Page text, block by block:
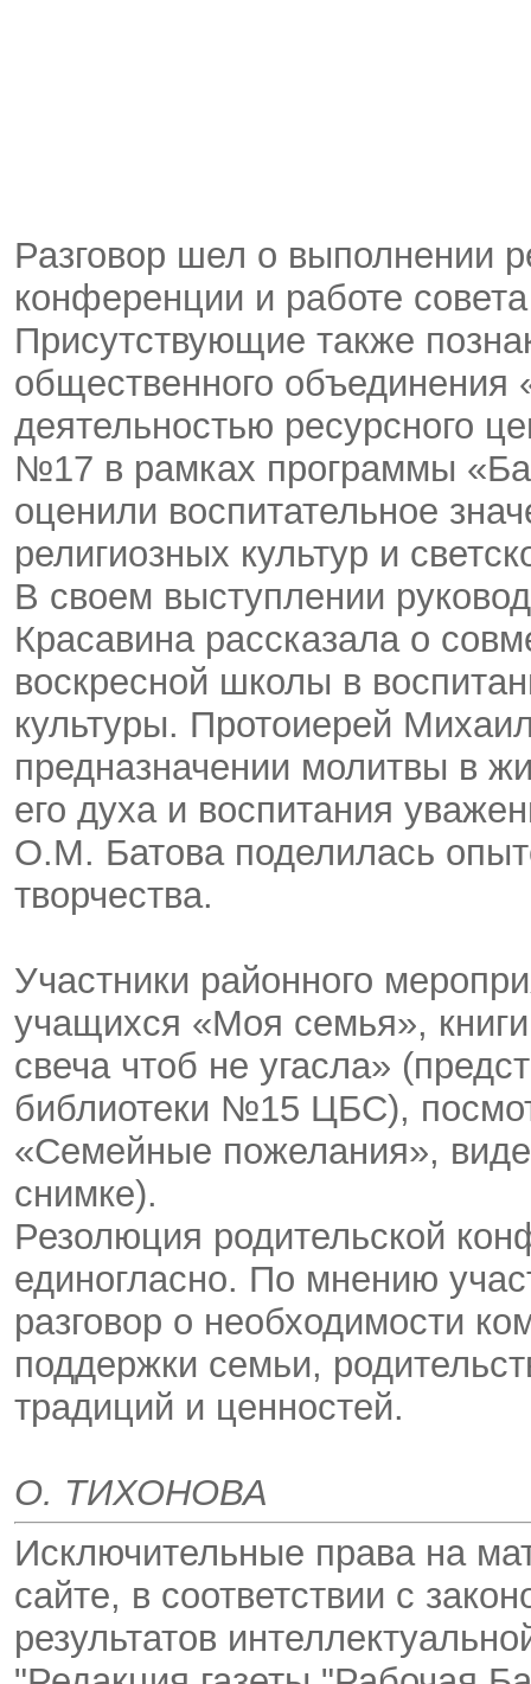
Разговор шел о выполнении
конференции и работе
Присутствующие также
общественного
деятельностью ресурсного
№17 в рамках программы
оценили воспитательное
религиозных культур и
В своем выступлении
Красавина рассказала о
воскресной школы в
культуры. Протоиерей
предназначении молитвы в
его духа и воспитания
О.М. Батова поделилась
творчества.
Участники районного
учащихся «Моя семья»,
свеча чтоб не угасла»
библиотеки №15 ЦБС),
«Семейные пожелания»,
снимке).
Резолюция родительской
единогласно. По мнению
разговор о необходимости
поддержки семьи,
традиций и ценностей.
О. ТИХОНОВА
Исключительные права на
сайте, в соответствии с
результатов